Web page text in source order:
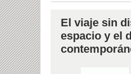
El viaje sin
espacio y el